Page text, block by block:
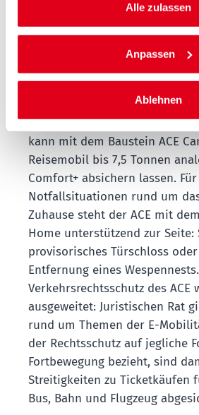
Alle zulassen
Anpassen
Ablehnen
individuelle
Leistungsbausteinen
Wer gern die Freiheit im
kann mit dem Baustein ACE
Reisemobil bis 7,5 Tonnen
Comfort+ absichern lassen. Für
Notfallsituationen rund um
Zuhause steht der ACE mit
Home unterstützend zur Seite:
provisorisches Türschloss
Entfernung eines
Verkehrsrechtsschutz des ACE
ausgeweitet: Juristischen Rat
rund um Themen der E-
der Rechtsschutz auf jegliche
Fortbewegung bezieht, sind
Streitigkeiten zu Ticketkäufen
Bus, Bahn und Flugzeug